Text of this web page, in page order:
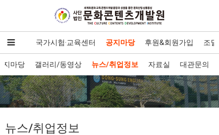
·보급 국가시험·교육센터 공지마당 후원&회원가입 조
지마당 갤러리/동영상 뉴스/취업정보 자료실 대관문의
뉴스/취업정보